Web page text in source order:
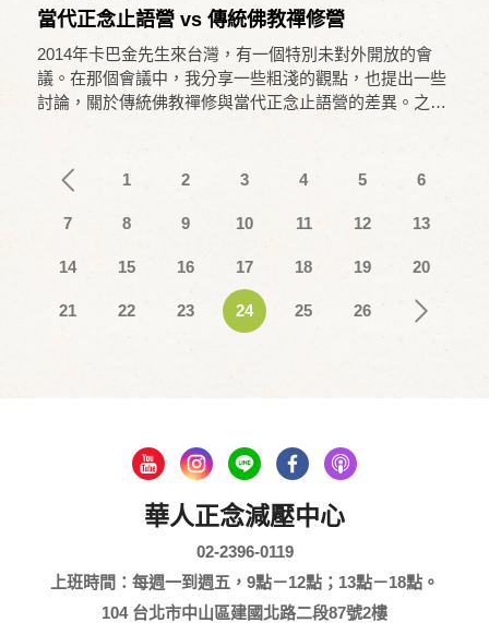
當代正念止語營 vs 傳統佛教禪修營
2014年卡巴金先生來台灣，有一個特別未對外開放的會
議。在那個會議中，我分享一些粗淺的觀點，也提出一些
討論，關於傳統佛教禪修與當代正念止語營的差異。之前
師。我受邀去參加他們的活動，體驗很不一樣，發現西方
發展出來的retreat與東方傳統的retreat，從外觀、形式、
內涵好像都不一樣。
1 2 3 4 5 6
7 8 9 10 11 12 13
14 15 16 17 18 19 20
21 22 23 24 25 26
華人正念減壓中心
02-2396-0119
上班時間：每週一到週五，9點－12點；13點－18點。
104 台北市中山區建國北路二段87號2樓